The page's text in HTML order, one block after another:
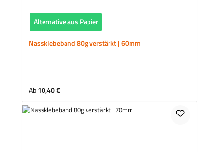
Alternative aus Papier
Nassklebeband 80g verstärkt | 60mm
Regulärer Preis:
Ab10,40 €